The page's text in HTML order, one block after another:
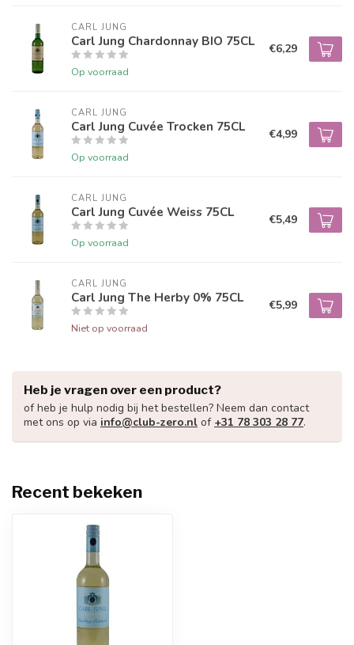
CARL JUNG
Carl Jung Chardonnay BIO 75CL
Op voorraad
€6,29
CARL JUNG
Carl Jung Cuvée Trocken 75CL
Op voorraad
€4,99
CARL JUNG
Carl Jung Cuvée Weiss 75CL
Op voorraad
€5,49
CARL JUNG
Carl Jung The Herby 0% 75CL
Niet op voorraad
€5,99
Heb je vragen over een product?
of heb je hulp nodig bij het bestellen? Neem dan contact
met ons op via info@club-zero.nl of +31 78 303 28 77.
Recent bekeken